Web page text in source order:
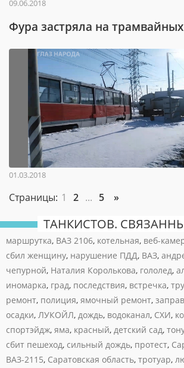
09.06.2018
Фура застряла на
01.03.2018
Страницы: 1 2 ... 5 »
ТАНКИСТОВ.
маршрутка, ВАЗ 2106, котельная, веб-
сбил женщину, нарушение ПДД, ВАЗ,
чепурной, Наталия Королькова, гололед,
иномарка, град, последствия, встречка,
ремонт, полиция, ямочный ремонт,
осадки, ЛУКОЙЛ, дождь, водоканал, СХИ,
спортэйдж, яма, красный, детский сад,
сбит пешеход, сильный дождь, протест,
ВАЗ-2115, Саратовская область, тротуар,